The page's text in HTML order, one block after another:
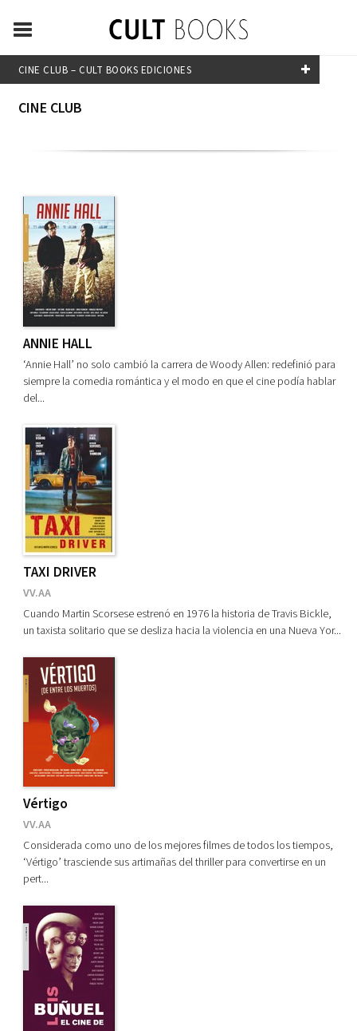
CINE CLUB – CULT BOOKS EDICIONES
FILTRADO POR:
MATERIAS
Cine. Actores
Cine. Directores
Cine. Ensayo
Cine. Géneros
Cine. Películas
DEPORTES
Deportes. Fútbol
Historia. Segunda Guerra Mundial
Música
Ver todas... (11)
CATEGORÍAS
CINE
DEPORTES
HISTORIA
MÚSICA
NUESTRAS COLECCIONES
CINE CLUB
OTROS TÍTULOS CINE
CATÁLOGOS PDF
Catálogo EE.UU
Catálogo Méjico
Catálogo Argentina
Catálogo Colombia
EE. UU.
Ver todos... (23)
CINE CLUB
ANNIE HALL
‘Annie Hall’ no solo cambió la carrera de Woody Allen: redefinió para
siempre la comedia romántica y el modo en que el cine podía hablar
del...
TAXI DRIVER
VV.AA
Cuando Martin Scorsese estrenó en 1976 la historia de Travis Bickle,
un taxista solitario que se desliza hacia la violencia en una Nueva Yor...
Vértigo
VV.AA
Considerada como uno de los mejores filmes de todos los tiempos,
‘Vértigo’ trasciende sus artimañas del thriller para convertirse en un
pert...